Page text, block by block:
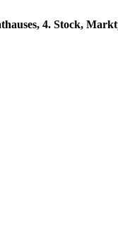
4. Stock,